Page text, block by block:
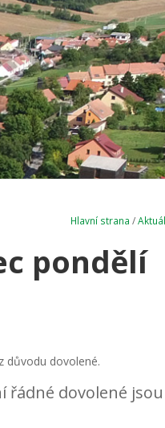
Hlavní strana /
pondělí
důvodu dovolené.
řádné dovolené